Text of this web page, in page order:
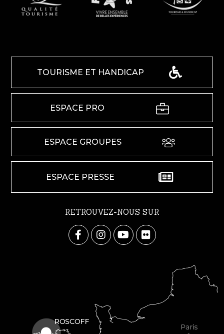
TOURISME ET HANDICAP
ESPACE PRO
ESPACE GROUPES
ESPACE PRESSE
RETROUVEZ-NOUS SUR